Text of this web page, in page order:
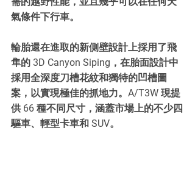
氣條件下行車。
輪胎還在進取的新側壁設計上採用了飛
隼的 3D Canyon Siping，在胎面設計中
採用全深度刀槽花紋和獨特的凹槽圖
案，以實現極佳的抓地力。A/T3W 現提
供 66 種不同尺寸，涵蓋市場上的不少四
驅車、輕型卡車和 SUV。